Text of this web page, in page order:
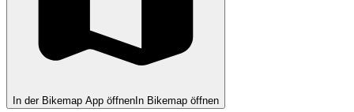
In der Bikemap App öffnen In Bikemap öffnen